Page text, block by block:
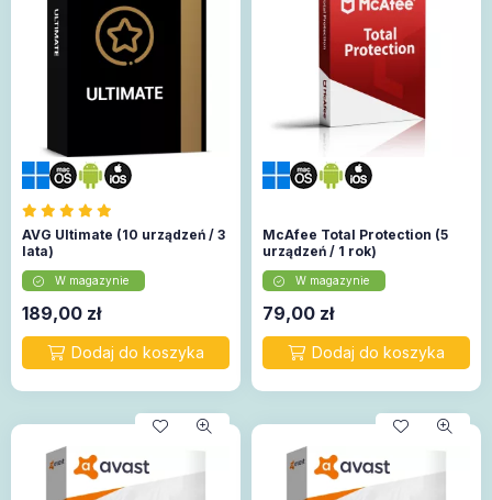
AVG Ultimate (10 urządzeń / 3
lata)
W magazynie
189,00 zł
McAfee Total Protection (5
urządzeń / 1 rok)
W magazynie
79,00 zł